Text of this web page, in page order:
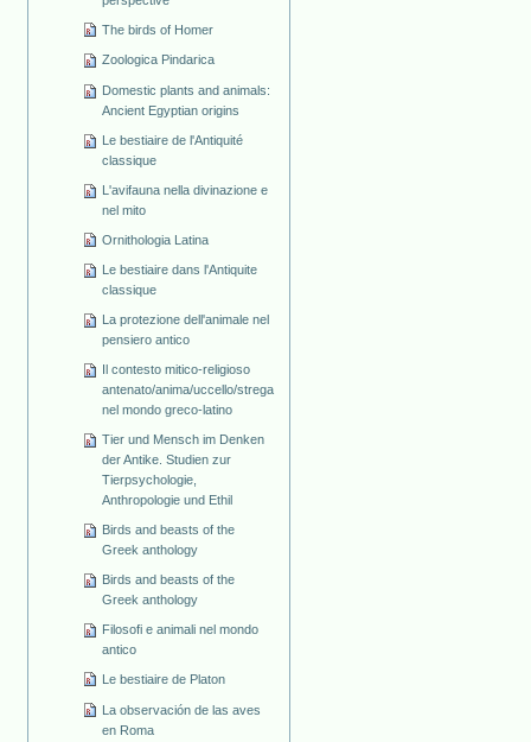
The birds of Homer
Zoologica Pindarica
Domestic plants and animals:
Ancient Egyptian origins
Le bestiaire de l'Antiquité
classique
L'avifauna nella divinazione e
nel mito
Ornithologia Latina
Le bestiaire dans l'Antiquite
classique
La protezione dell'animale nel
pensiero antico
Il contesto mitico-religioso
antenato/anima/uccello/strega
nel mondo greco-latino
Tier und Mensch im Denken
der Antike. Studien zur
Tierpsychologie,
Anthropologie und Ethil
Birds and beasts of the
Greek anthology
Birds and beasts of the
Greek anthology
Filosofi e animali nel mondo
antico
Le bestiaire de Platon
La observación de las aves
en Roma